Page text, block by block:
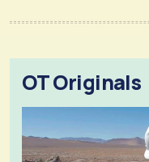
OT Originals